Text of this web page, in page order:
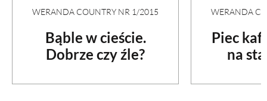
WERANDA COUNTRY NR 1/2015
Bąble w cieście.
Dobrze czy źle?
WERANDA
Piec
na